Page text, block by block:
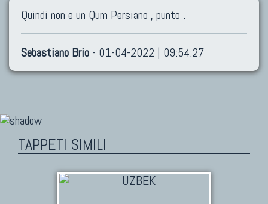
Quindi non e un Qum Persiano , punto .
Sebastiano Brio - 01-04-2022 | 09:54:27
TAPPETI SIMILI